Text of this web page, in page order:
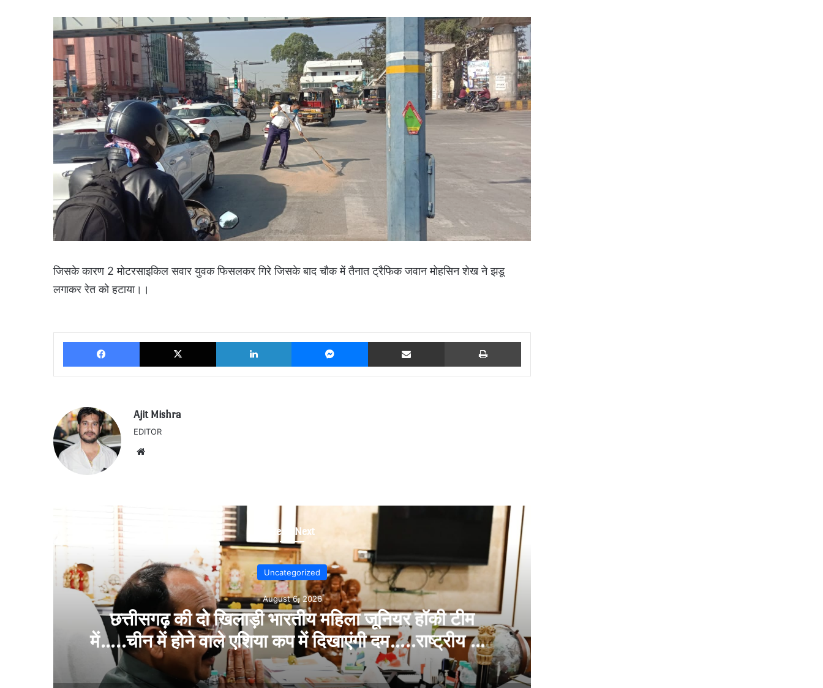
जिसके कारण 2 मोटरसाइकिल सवार युवक फिसलकर गिरे जिसके बाद चौक में तैनात ट्रैफिक जवान मोहसिन शेख ने झडू
लगाकर रेत को हटाया।।
Facebook X LinkedIn Messenger Share via Email Print
Ajit Mishra
EDITOR
Read Next
Uncategorized
August 5, 2026
निर्माणाधीन मकान में करंट का कहर….दो की दर्दनाक मौत, जांच में
जुटी पुलिस,